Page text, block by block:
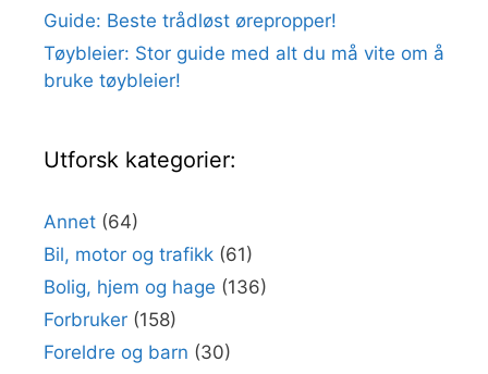
Guide: Beste trådløst ørepropper!
Tøybleier: Stor guide med alt du må vite om å
bruke tøybleier!
Utforsk kategorier:
Annet (64)
Bil, motor og trafikk (61)
Bolig, hjem og hage (136)
Forbruker (158)
Foreldre og barn (30)